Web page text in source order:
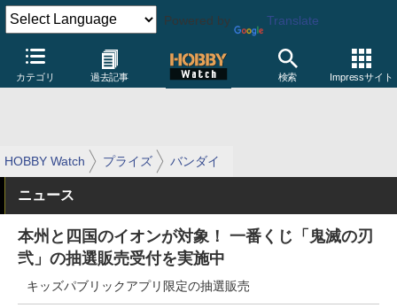
Powered by Translate
カテゴリ 過去記事 検索 Impressサイト
HOBBY Watch プライズ バンダイ
ニュース
本州と四国のイオンが対象！ 一番くじ「鬼滅の刃
弐」の抽選販売受付を実施中
キッズパブリックアプリ限定の抽選販売